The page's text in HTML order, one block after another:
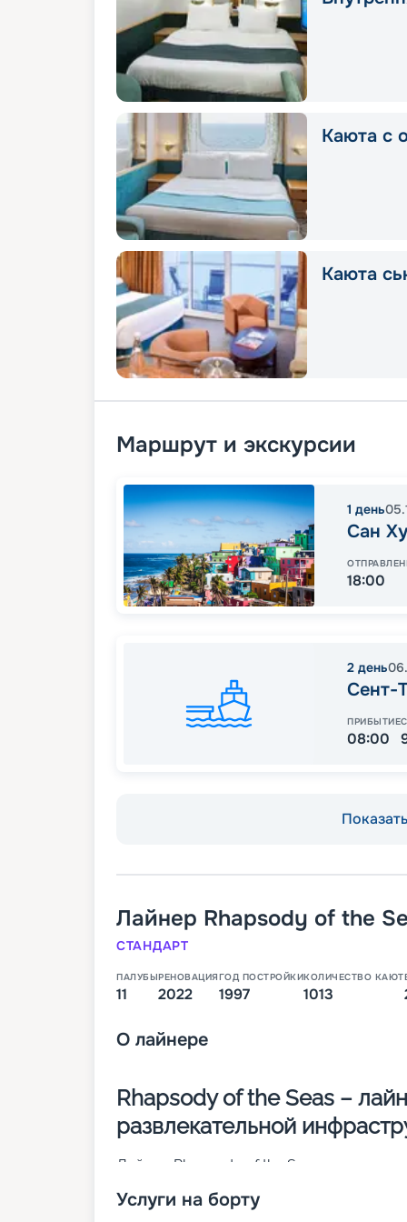
Каюта с
Каюта
Маршрут и экскурсии
1 день
Сан
18:00
2 день
Сент-
ПРИБЫТИЕ
08:00
Лайнер Rhapsody of the
СТАНДАРТ
ПАЛУБЫ
11
РЕНОВАЦИЯ
2022
ГОД ПОСТРОЙКИ
1997
КОЛИЧЕСТВО КАЮТ
1013
О лайнере
Rhapsody of the Seas –
развлекательной
Лайнер Rhapsody of the Seas – это
могут разместиться 2 435 человек.
Услуги на борту